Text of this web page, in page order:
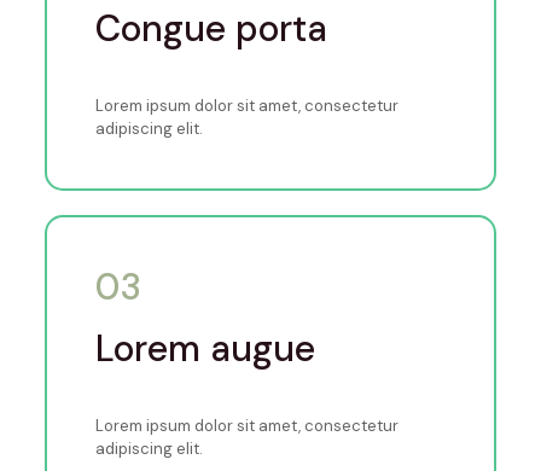
Congue porta
Lorem ipsum dolor sit amet, consectetur
adipiscing elit.
03
Lorem augue
Lorem ipsum dolor sit amet, consectetur
adipiscing elit.